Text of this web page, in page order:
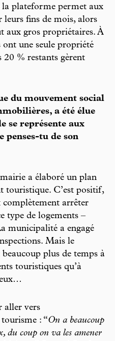
plateforme permet aux
leurs fins de mois, alors
aux gros propriétaires. À
ont une seule propriété
% restants gèrent
du mouvement social
a été élue
se représente aux
penses-tu de son
a élaboré un plan
touristique. C’est positif,
arrêter
type de logements –
municipalité a engagé
Mais le
plus de temps à
touristiques qu’à
eux…
aller vers
: “On a beaucoup
du coup on va les amener